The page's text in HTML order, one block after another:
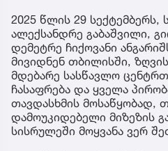
2025 წლის 29 სექტემბერს,
ალექსანდრე გაბაშვილი,
დემეტრე ჩიქოვანი
მივიდნენ თბილისში,
მდებარე სასწავლო
ჩასაფრება და ყველა
თავდასხმის მოსაწყობად,
დამოუკიდებელი მიზეზის
სისრულეში მოყვანა ვერ